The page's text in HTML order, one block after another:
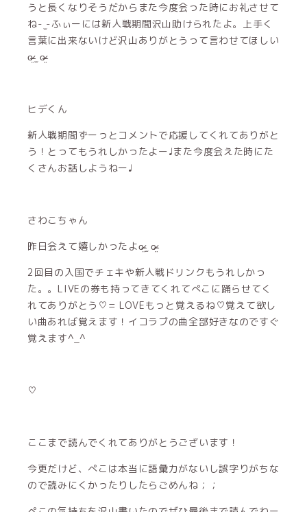
うと長くなりそうだからまた今度会った時にお礼させて
ね- ̫-ふぃーには新人戦期間沢山助けられたよ。上手く
言葉に出来ないけど沢山ありがとうって言わせてほしい
o̴̶̷̤ ̫ o̴̶̷̤
ヒデくん
新人戦期間ずーっとコメントで応援してくれてありがと
う！とってもうれしかったよー♩また今度会えた時にた
くさんお話しようねー♩
さわこちゃん
昨日会えて嬉しかったよo̴̶̷̤ ̫ o̴̶̷̤
2回目の入国でチェキや新人戦ドリンクもうれしかっ
た。。LIVEの券も持ってきてくれてぺこに踊らせてく
れてありがとう♡= LOVEもっと覚えるね♡覚えて欲し
い曲あれば覚えます！イコラブの曲全部好きなのですぐ
覚えます‎^_^
♡
ここまで読んでくれてありがとうございます！
今更だけど、ぺこは本当に語彙力がないし誤字りがちな
ので読みにくかったりしたらごめんね；；